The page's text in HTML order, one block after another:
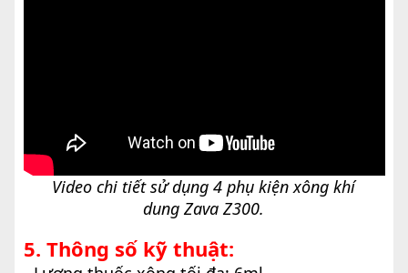
Video chi tiết sử dụng 4 phụ kiện xông khí
dung Zava Z300.
5. Thông số kỹ thuật: